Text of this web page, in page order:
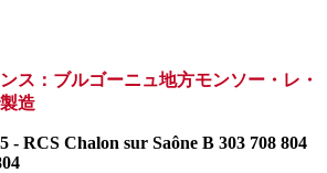
ス：ブルゴーニュ地方モンソー・レ・
造
- RCS Chalon sur Saône B 303 708 804